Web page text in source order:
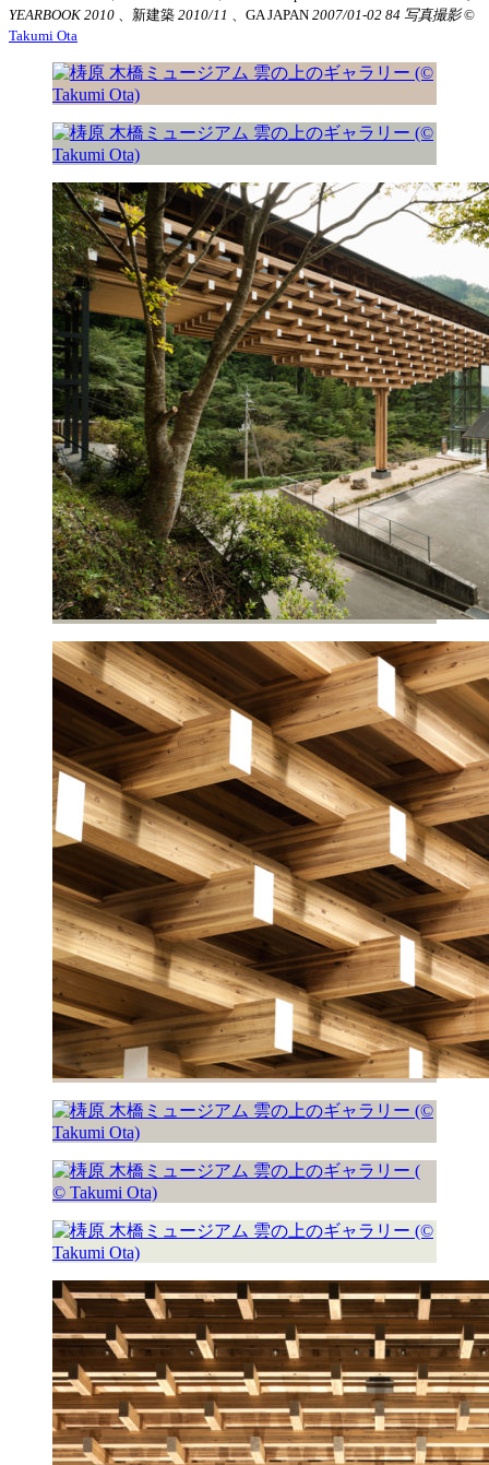
YEARBOOK 2010 、新建築 2010/11 、GA JAPAN 2007/01-02 84 写真撮影 ©︎
Takumi Ota